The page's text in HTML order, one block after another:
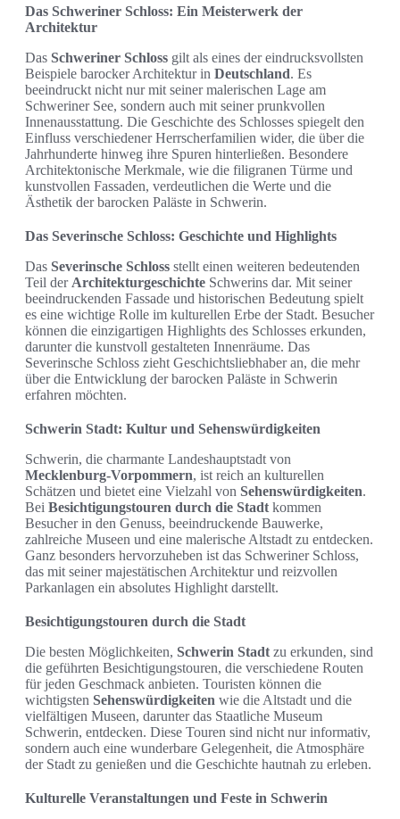
Das Schweriner Schloss: Ein Meisterwerk der
Architektur
Das Schweriner Schloss gilt als eines der eindrucksvollsten
Beispiele barocker Architektur in Deutschland. Es
beeindruckt nicht nur mit seiner malerischen Lage am
Schweriner See, sondern auch mit seiner prunkvollen
Innenausstattung. Die Geschichte des Schlosses spiegelt den
Einfluss verschiedener Herrscherfamilien wider, die über die
Jahrhunderte hinweg ihre Spuren hinterließen. Besondere
Architektonische Merkmale, wie die filigranen Türme und
kunstvollen Fassaden, verdeutlichen die Werte und die
Ästhetik der barocken Paläste in Schwerin.
Das Severinsche Schloss: Geschichte und Highlights
Das Severinsche Schloss stellt einen weiteren bedeutenden
Teil der Architekturgeschichte Schwerins dar. Mit seiner
beeindruckenden Fassade und historischen Bedeutung spielt
es eine wichtige Rolle im kulturellen Erbe der Stadt. Besucher
können die einzigartigen Highlights des Schlosses erkunden,
darunter die kunstvoll gestalteten Innenräume. Das
Severinsche Schloss zieht Geschichtsliebhaber an, die mehr
über die Entwicklung der barocken Paläste in Schwerin
erfahren möchten.
Schwerin Stadt: Kultur und Sehenswürdigkeiten
Schwerin, die charmante Landeshauptstadt von
Mecklenburg-Vorpommern, ist reich an kulturellen
Schätzen und bietet eine Vielzahl von Sehenswürdigkeiten.
Bei Besichtigungstouren durch die Stadt kommen
Besucher in den Genuss, beeindruckende Bauwerke,
zahlreiche Museen und eine malerische Altstadt zu entdecken.
Ganz besonders hervorzuheben ist das Schweriner Schloss,
das mit seiner majestätischen Architektur und reizvollen
Parkanlagen ein absolutes Highlight darstellt.
Besichtigungstouren durch die Stadt
Die besten Möglichkeiten, Schwerin Stadt zu erkunden, sind
die geführten Besichtigungstouren, die verschiedene Routen
für jeden Geschmack anbieten. Touristen können die
wichtigsten Sehenswürdigkeiten wie die Altstadt und die
vielfältigen Museen, darunter das Staatliche Museum
Schwerin, entdecken. Diese Touren sind nicht nur informativ,
sondern auch eine wunderbare Gelegenheit, die Atmosphäre
der Stadt zu genießen und die Geschichte hautnah zu erleben.
Kulturelle Veranstaltungen und Feste in Schwerin